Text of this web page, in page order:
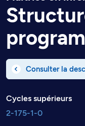
Consulter la
Cycles supérieurs
2-175-1-0